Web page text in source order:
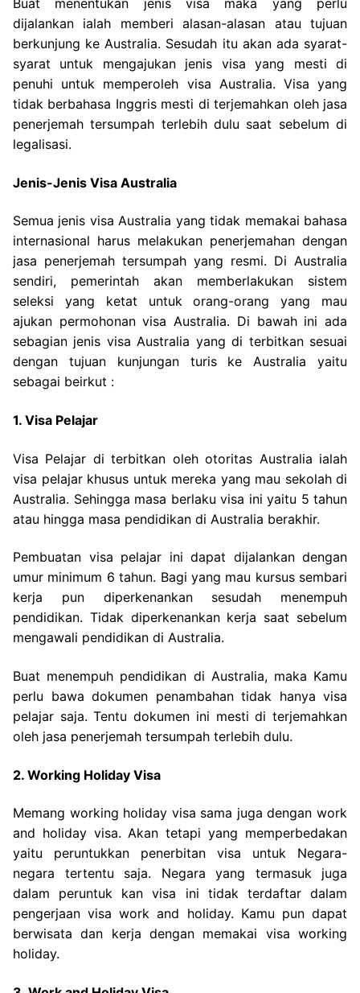
Buat menentukan jenis visa maka yang perlu
dijalankan ialah memberi alasan-alasan atau tujuan
berkunjung ke Australia. Sesudah itu akan ada syarat-
syarat untuk mengajukan jenis visa yang mesti di
penuhi untuk memperoleh visa Australia. Visa yang
tidak berbahasa Inggris mesti di terjemahkan oleh jasa
penerjemah tersumpah terlebih dulu saat sebelum di
legalisasi.
Jenis-Jenis Visa Australia
Semua jenis visa Australia yang tidak memakai bahasa
internasional harus melakukan penerjemahan dengan
jasa penerjemah tersumpah yang resmi. Di Australia
sendiri, pemerintah akan memberlakukan sistem
seleksi yang ketat untuk orang-orang yang mau
ajukan permohonan visa Australia. Di bawah ini ada
sebagian jenis visa Australia yang di terbitkan sesuai
dengan tujuan kunjungan turis ke Australia yaitu
sebagai beirkut :
1. Visa Pelajar
Visa Pelajar di terbitkan oleh otoritas Australia ialah
visa pelajar khusus untuk mereka yang mau sekolah di
Australia. Sehingga masa berlaku visa ini yaitu 5 tahun
atau hingga masa pendidikan di Australia berakhir.
Pembuatan visa pelajar ini dapat dijalankan dengan
umur minimum 6 tahun. Bagi yang mau kursus sembari
kerja pun diperkenankan sesudah menempuh
pendidikan. Tidak diperkenankan kerja saat sebelum
mengawali pendidikan di Australia.
Buat menempuh pendidikan di Australia, maka Kamu
perlu bawa dokumen penambahan tidak hanya visa
pelajar saja. Tentu dokumen ini mesti di terjemahkan
oleh jasa penerjemah tersumpah terlebih dulu.
2. Working Holiday Visa
Memang working holiday visa sama juga dengan work
and holiday visa. Akan tetapi yang memperbedakan
yaitu peruntukkan penerbitan visa untuk Negara-
negara tertentu saja. Negara yang termasuk juga
dalam peruntuk kan visa ini tidak terdaftar dalam
pengerjaan visa work and holiday. Kamu pun dapat
berwisata dan kerja dengan memakai visa working
holiday.